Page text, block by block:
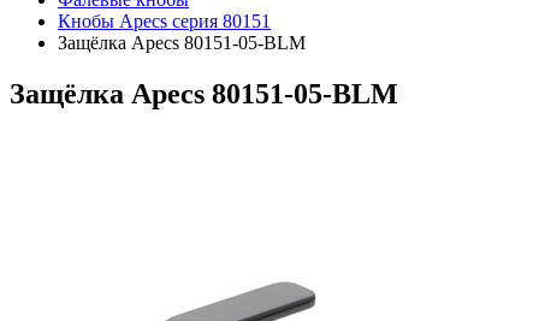
Кнобы Apecs серия 80151
Защёлка Apecs 80151-05-BLM
Защёлка Apecs 80151-05-BLM